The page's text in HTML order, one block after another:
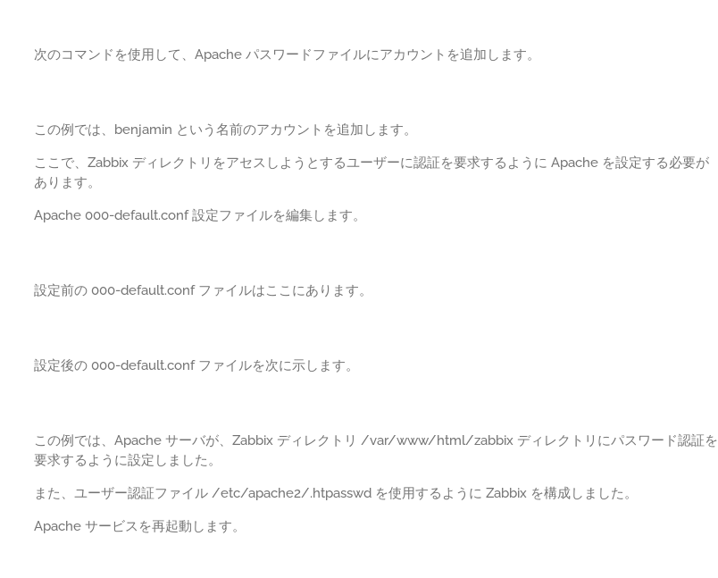
次のコマンドを使用して、Apache パスワードファイルにアカウントを追加します。
この例では、benjamin という名前のアカウントを追加します。
ここで、Zabbix ディレクトリをアセスしようとするユーザーに認証を要求するように Apache を設定する必要が
あります。
Apache 000-default.conf 設定ファイルを編集します。
設定前の 000-default.conf ファイルはここにあります。
設定後の 000-default.conf ファイルを次に示します。
この例では、Apache サーバが、Zabbix ディレクトリ /var/www/html/zabbix ディレクトリにパスワード認証を
要求するように設定しました。
また、ユーザー認証ファイル /etc/apache2/.htpasswd を使用するように Zabbix を構成しました。
Apache サービスを再起動します。